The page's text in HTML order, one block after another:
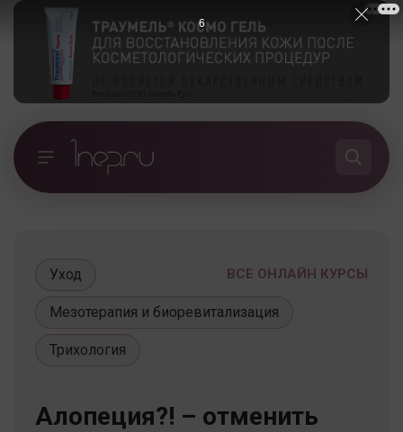
ВСЕ ОНЛАЙН КУРСЫ
Уход
Мезотерапия и биоревитализация
Трихология
Алопеция?! – отменить
5